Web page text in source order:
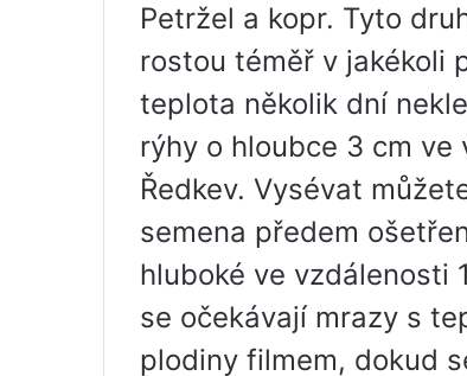
Petržel a kopr. Tyto
rostou téměř v jakékoli
teplota několik dní
rýhy o hloubce 3 cm ve
Ředkev. Vysévat
semena předem
hluboké ve vzdálenosti
se očekávají mrazy s
plodiny filmem, dokud